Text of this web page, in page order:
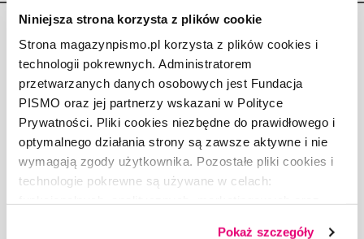
Niniejsza strona korzysta z plików cookie
Strona magazynpismo.pl korzysta z plików cookies i
technologii pokrewnych. Administratorem
przetwarzanych danych osobowych jest Fundacja
PISMO oraz jej partnerzy wskazani w Polityce
Prywatności. Pliki cookies niezbędne do prawidłowego i
optymalnego działania strony są zawsze aktywne i nie
wymagają zgody użytkownika. Pozostałe pliki cookies i
technologie pokrewne są używane w celach:
Pokaż szczegóły
Copyright © Fundacja Pismo